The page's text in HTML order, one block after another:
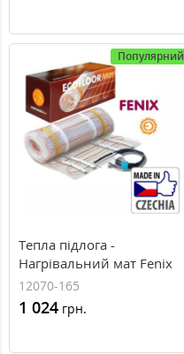
Популярний
Тепла підлога -
Нагрівальний мат Fenix
LDTS, 70 Вт, 0.5 м2
12070-165
1 024 грн.